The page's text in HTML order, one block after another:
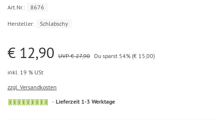
Art.Nr.: 8676
Hersteller: Schlabschy
€ 12,90 UVP € 27,90 Du sparst 54% (€ 15,00)
inkl. 19 % USt
zzgl. Versandkosten
Lieferzeit 1-3 Werktage